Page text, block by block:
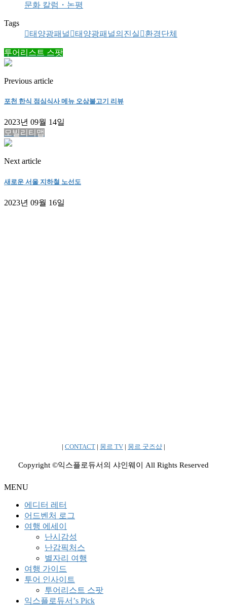
문화 칼럼・논평
Tags
태양광패널
태양광패널의진실 환경단체
투어리스트 스팟
Previous article
포천 한식 점심식사 메뉴 오삼불고기 리뷰
2023년 09월 14일
모빌리티맵
Next article
새로운 서울 지하철 노선도
2023년 09월 16일
| CONTACT | 몽르 TV | 몽르 굿즈샵 |
Copyright ©익스플로듀서의 샤인웨이 All Rights Reserved
MENU
에디터 레터
어드벤처 로그
여행 에세이
난시감성
난감픽처스
별자리 여행
여행 가이드
투어 인사이트
투어리스트 스팟
익스플로듀서’s Pick